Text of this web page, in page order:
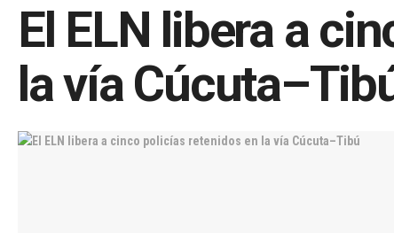
El ELN libera a
la vía